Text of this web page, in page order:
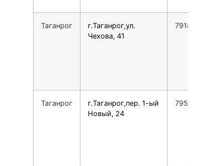
Таганрог
г.Таганрог,ул.
Чехова, 41
Таганрог
г.Таганрог,пер. 1-ый
Новый, 24